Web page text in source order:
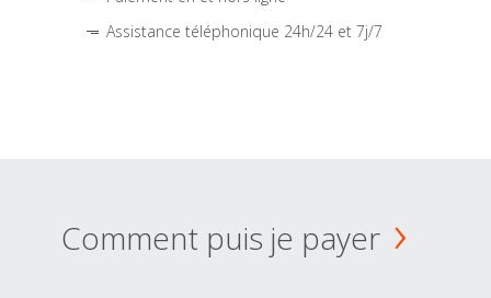
Assistance téléphonique 24h/24 et 7j/7
Comment puis je payer